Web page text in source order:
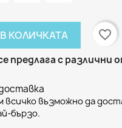
КОЛИЧКАТА
favorite_border
предлага с различни
всичко възможно да
бързо.